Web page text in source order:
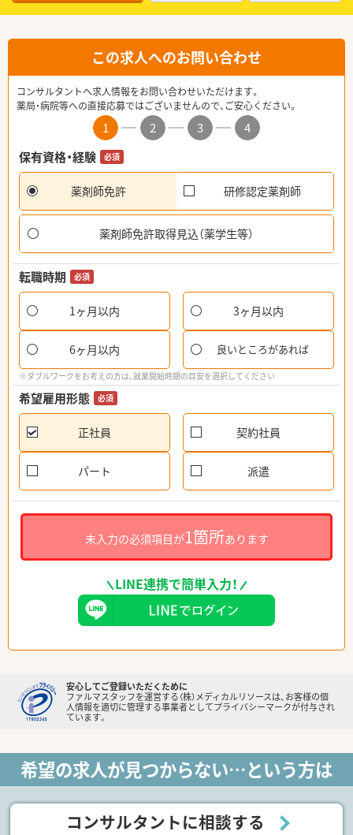
この求人へのお問い合わせ
コンサルタントへ求人情報をお問い合わせいただけます。
薬局・病院等への直接応募ではございませんので、ご安心ください。
1 2 3
4
保有資格・経験
必須
薬剤師免許 研修認定薬剤師
薬剤師免許取得見込（薬学生等）
転職時期 必須
1ヶ月以内 3ヶ月以内
6ヶ月以内 良いところがあれば
※ダブルワークをお考えの方は、就業開始時期の目安を選択してください
希望雇用形態 必須
正社員 契約社員
パート 派遣
未入力の必須項目が1箇所あります
LINE連携で簡単入力！
安心してご登録いただくために
ファルマスタッフを運営する（株）メディカルリソースは、お客様の個
人情報を適切に管理する事業者としてプライバシーマークが付与され
ています。
希望の求人が見つからない…という方は
コンサルタントに相談する